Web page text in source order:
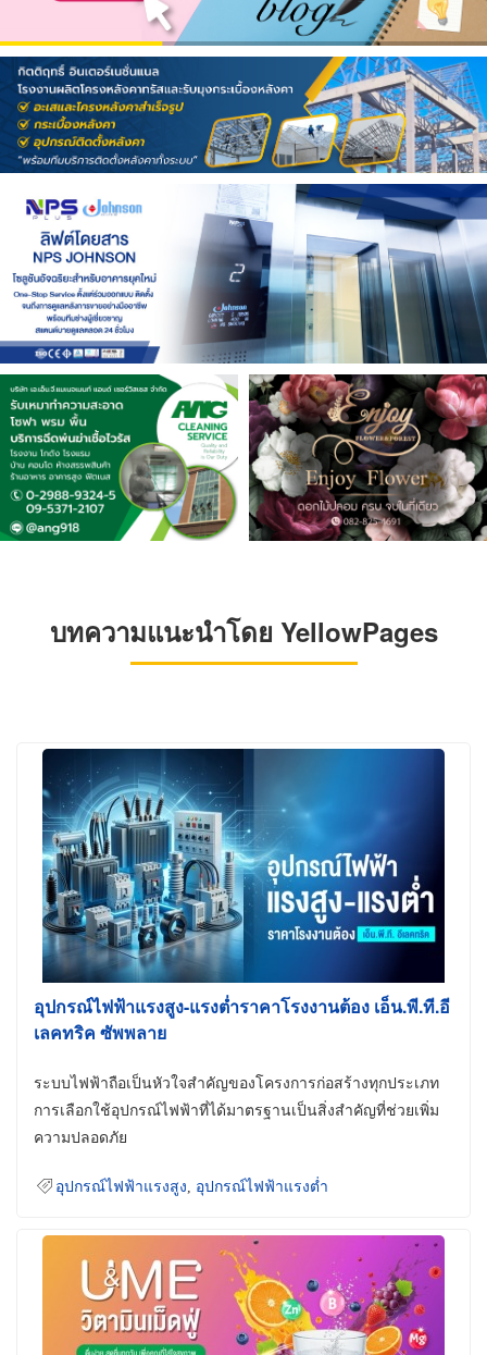
บทความแนะนำโดย YellowPages
อุปกรณ์ไฟฟ้าแรงสูง-แรงต่ำราคาโรงงานต้อง เอ็น.พี.ที.อี
เลคทริค ซัพพลาย
ระบบไฟฟ้าถือเป็นหัวใจสำคัญของโครงการก่อสร้างทุกประเภท
การเลือกใช้อุปกรณ์ไฟฟ้าที่ได้มาตรฐานเป็นสิ่งสำคัญที่ช่วยเพิ่ม
ความปลอดภัย
อุปกรณ์ไฟฟ้าแรงสูง อุปกรณ์ไฟฟ้าแรงต่ำ